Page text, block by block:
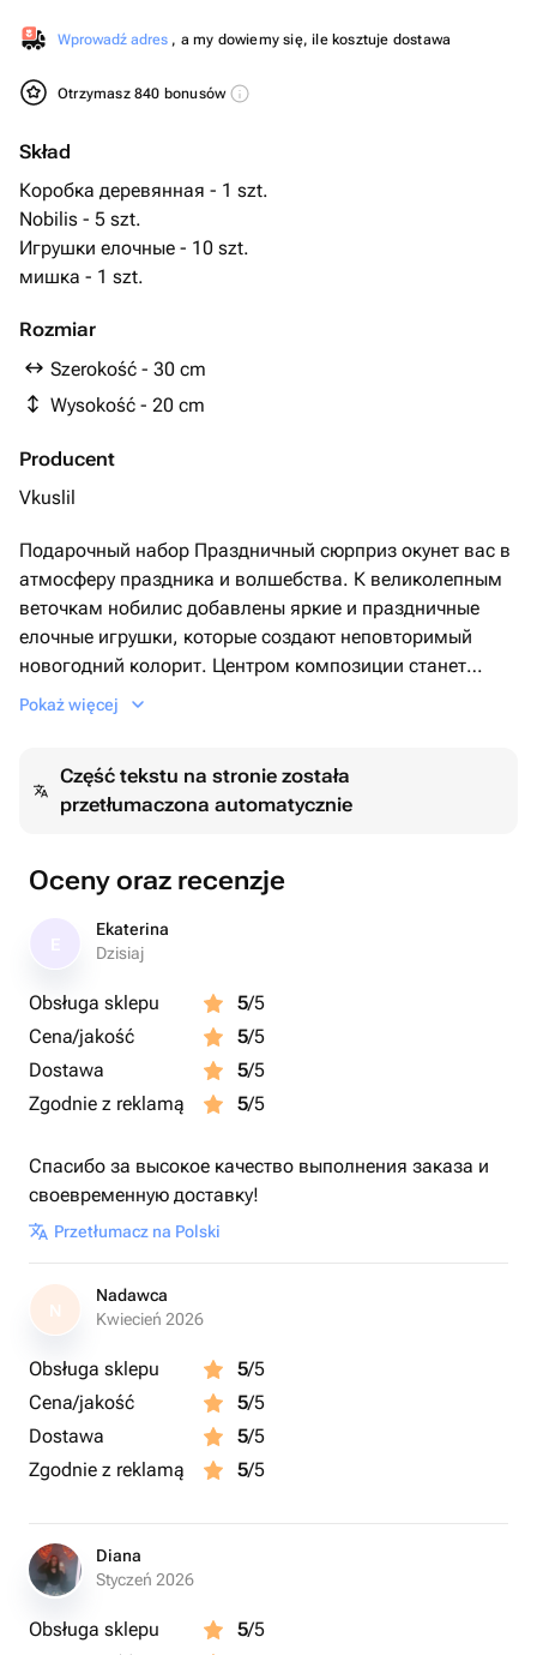
Wprowadź adres , a my dowiemy się, ile kosztuje dostawa
Otrzymasz 840 bonusów
Skład
Коробка деревянная - 1 szt.
Nobilis - 5 szt.
Игрушки елочные - 10 szt.
мишка - 1 szt.
Rozmiar
Szerokość - 30 cm
Wysokość - 20 cm
Producent
Vkuslil
Подарочный набор Праздничный сюрприз окунет вас в
атмосферу праздника и волшебства. К великолепным
веточкам нобилис добавлены яркие и праздничные
елочные игрушки, которые создают неповторимый
новогодний колорит. Центром композиции станет
милый плюшевый мишка, посланник всех наших
отчасти становится неотъемлемой частью подарочного
набора и подчеркивает его эксклюзивность. Этот
так и для взрослых.
Pokaż więcej
Część tekstu na stronie została
przetłumaczona automatycznie
Oceny oraz recenzje
Ekaterina
Dzisiaj
Obsługa sklepu 5/5
Cena/jakość
5/5
Dostawa
5/5
Zgodnie z reklamą
5/5
Спасибо за высокое качество выполнения заказа и
своевременную доставку!
Przetłumacz na Polski
N
Nadawca
Kwiecień 2026
Obsługa sklepu 5/5
Cena/jakość
5/5
Dostawa
5/5
Zgodnie z reklamą
5/5
Diana
Styczeń 2026
Obsługa sklepu 5/5